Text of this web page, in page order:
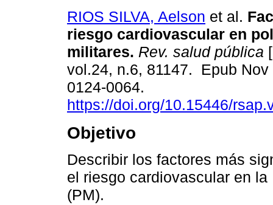
RIOS SILVA, Aelson et al.
riesgo cardiovascular en
militares. Rev. salud pública
vol.24, n.6, 81147. Epub
0124-0064.
https://doi.org/10.15446/
Objetivo
Describir los factores más
el riesgo cardiovascular en
(PM).